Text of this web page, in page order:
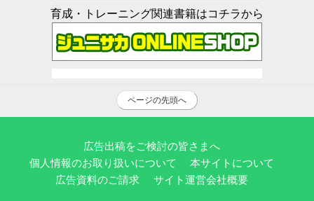
育成・トレーニング関連書籍はコチラから
ページの先頭へ
広告出稿をご検討の皆さまへ
個人情報のお取り扱いについて
本サイトについて
広告資料のご請求
サイト運営会社概要